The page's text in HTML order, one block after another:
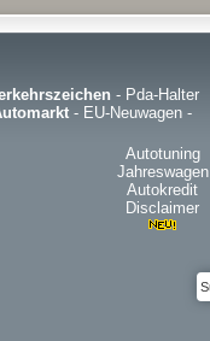
- Pda-Halter
- EU-Neuwagen -
Autotuning
Jahreswagen
Autokredit
Disclaimer